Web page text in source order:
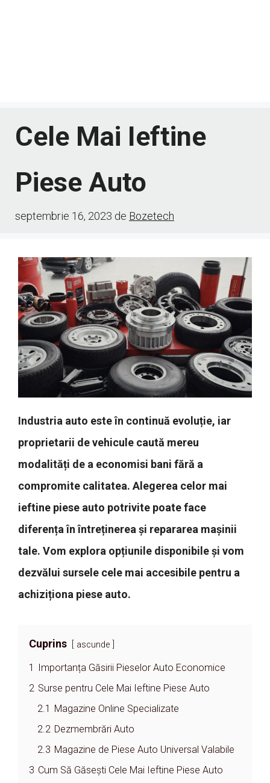
Cele Mai Ieftine
Piese Auto
septembrie 16, 2023 de Bozetech
Industria auto este în continuă evoluție, iar
proprietarii de vehicule caută mereu
modalități de a economisi bani fără a
compromite calitatea. Alegerea celor mai
ieftine piese auto potrivite poate face
diferența în întreținerea și repararea mașinii
tale. Vom explora opțiunile disponibile și vom
dezvălui sursele cele mai accesibile pentru a
achiziționa piese auto.
Cuprins ascunde
1
Importanța Găsirii Pieselor Auto Economice
2 Surse pentru Cele Mai Ieftine Piese Auto
2.1
Magazine Online Specializate
2.2 Dezmembrări Auto
2.3 Magazine de Piese Auto Universal Valabile
3 Cum Să Găsești Cele Mai Ieftine Piese Auto